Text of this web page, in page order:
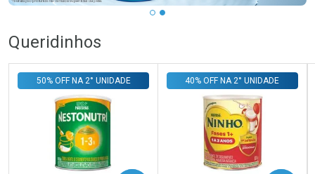
Queridinhos
50% OFF NA 2° UNIDADE 40% OFF NA 2° UNIDADE